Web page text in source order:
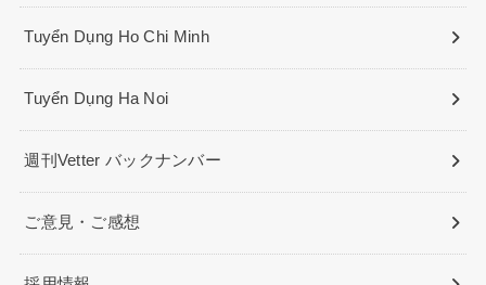
Tuyển Dụng Ho Chi Minh
Tuyển Dụng Ha Noi
週刊Vetter バックナンバー
ご意見・ご感想